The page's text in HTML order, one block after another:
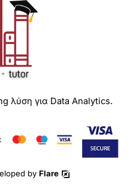
λύση για Data Analytics.
by Flare